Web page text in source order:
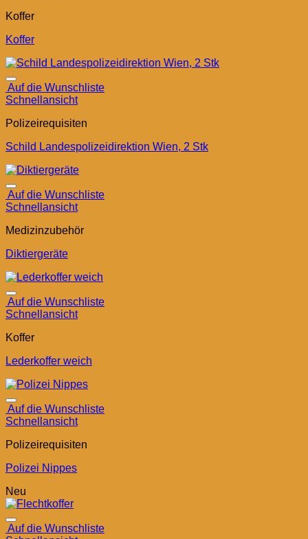
Koffer
Koffer
Auf die Wunschliste
Schnellansicht
Polizeirequisiten
Schild Landespolizeidirektion Wien, 2 Stk
Auf die Wunschliste
Schnellansicht
Medizinzubehör
Diktiergeräte
Auf die Wunschliste
Schnellansicht
Koffer
Lederkoffer weich
Auf die Wunschliste
Schnellansicht
Polizeirequisiten
Polizei Nippes
Neu
Auf die Wunschliste